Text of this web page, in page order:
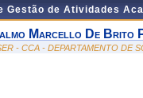
Gestão de Atividades
Marcello De Brito
- CCA - DEPARTAMENTO DE